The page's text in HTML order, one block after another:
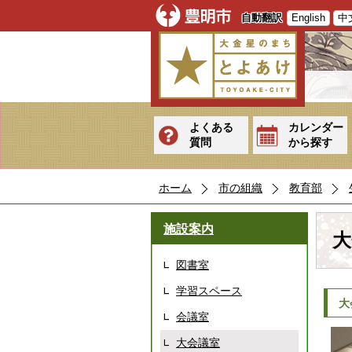
自動翻訳 English 中
よくある
質問
カレンダー
から探す
ホーム 市の組織 教育部
施設案内
図書室
学習スペース
会議室
大会議室